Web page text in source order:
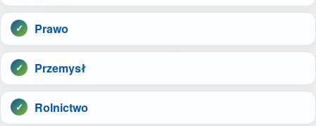
Prawo
Przemysł
Rolnictwo